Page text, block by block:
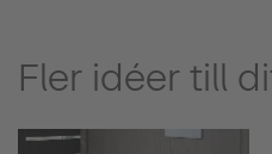
Fler idéer till